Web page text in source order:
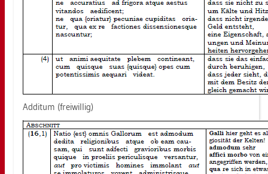
Ad­ditum (frei­wil­lig)